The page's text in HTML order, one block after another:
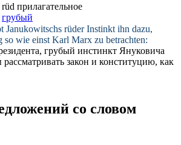
rüd прилагательное
грубый
Janukowitschs rüderInstinkt ihn dazu,
so wie einst Karl Marx zu betrachten:
грубый инстинкт Януковича
закон и конституцию, как
со словом